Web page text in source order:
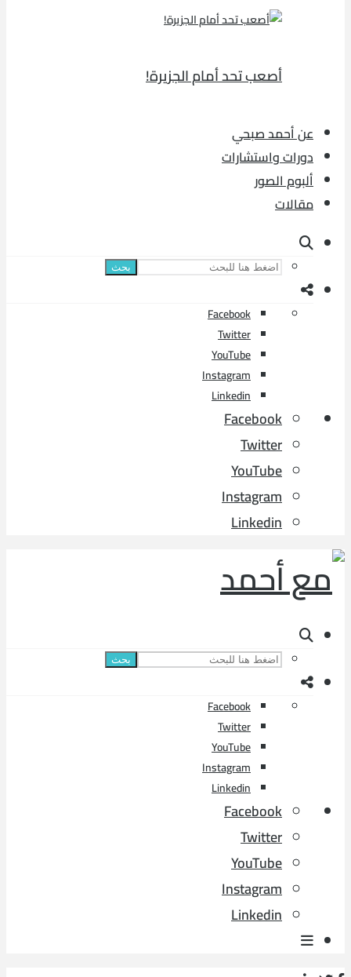
أصعب تحد أمام الجزيرة!
عن أحمد صبحي
دورات واستشارات
ألبوم الصور
مقالات
بحث
Facebook
Twitter
YouTube
Instagram
Linkedin
Facebook
Twitter
YouTube
Instagram
Linkedin
بحث
Facebook
Twitter
YouTube
Instagram
Linkedin
Facebook
Twitter
YouTube
Instagram
Linkedin